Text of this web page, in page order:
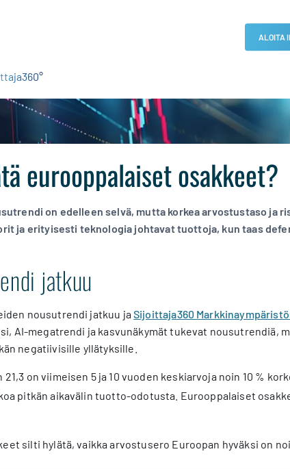
ALOITA
eurooppalaiset osakkeet?
on edelleen selvä, mutta korkea arvostustaso ja
ja erityisesti teknologia johtavat tuottoja, kun taas
jatkuu
nousutrendi jatkuu jaSijoittaja360
AI-megatrendi ja kasvunäkymät tukevat nousutrendiä,
negatiivisille yllätyksille.
on viimeisen 5 ja 10 vuoden keskiarvoja noin 10 %
pitkän aikavälin tuotto-odotusta. Eurooppalaiset
silti hylätä, vaikka arvostusero Euroopan hyväksi on